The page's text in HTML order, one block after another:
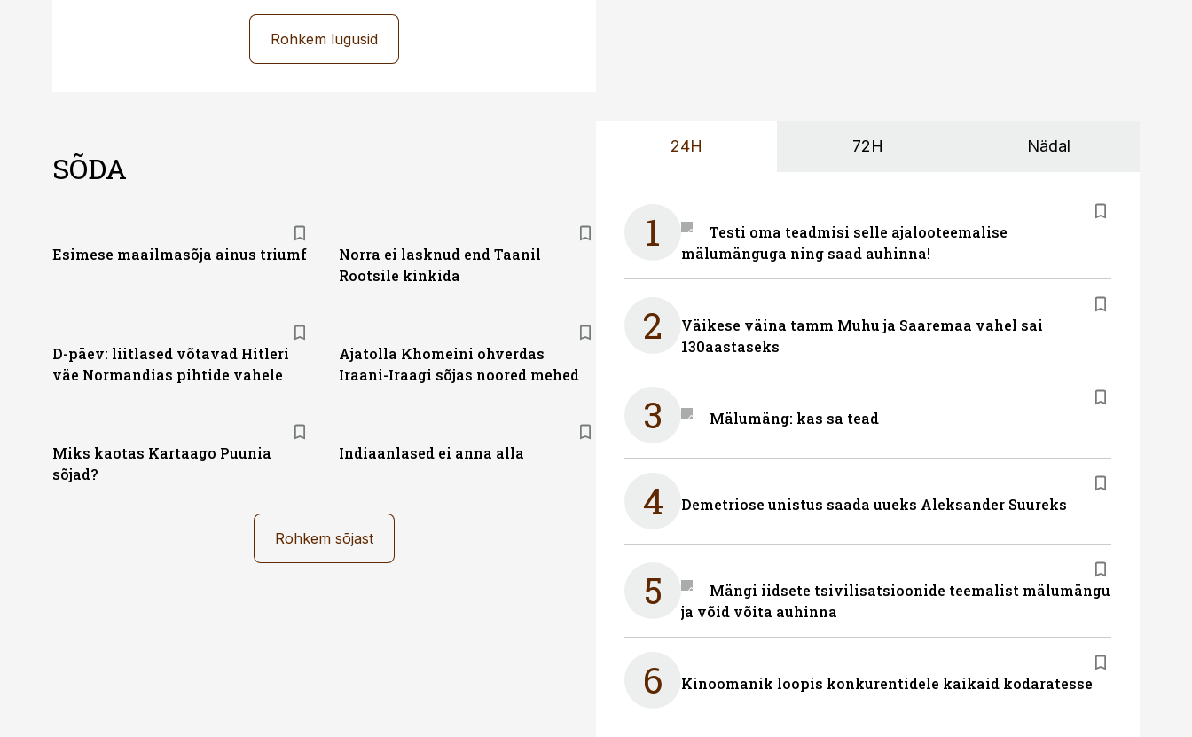
Rohkem lugusid
SÕDA
Esimese maailmasõja ainus triumf
Norra ei lasknud end Taanil
Rootsile kinkida
D-päev: liitlased võtavad Hitleri
väe Normandias pihtide vahele
Ajatolla Khomeini ohverdas
Iraani-Iraagi sõjas noored mehed
Miks kaotas Kartaago Puunia
sõjad?
Indiaanlased ei anna alla
Rohkem sõjast
24H 72H Nädal
1
Testi oma teadmisi selle ajalooteemalise
mälumänguga ning saad auhinna!
2
Väikese väina tamm Muhu ja Saaremaa vahel sai
130aastaseks
3 Mälumäng: kas sa tead
4 Demetriose unistus saada uueks Aleksander Suureks
5
Mängi iidsete tsivilisatsioonide teemalist mälumängu
ja võid võita auhinna
6 Kinoomanik loopis konkurentidele kaikaid kodaratesse